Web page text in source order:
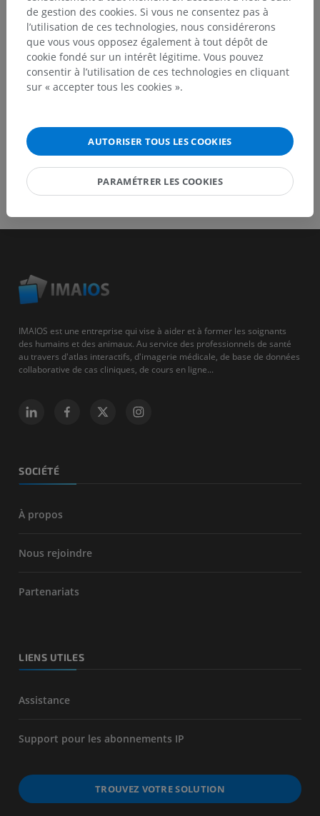
Signaler un problème
TÉLÉCHARGEZ L'APPLI
IMAIOS est une entreprise qui vise à aider et à former les soignants
des humains et des animaux. Au service des professionnels de santé
au travers d'atlas interactifs, d'imagerie médicale, de base de données
collaborative de cas cliniques, de cours en ligne...
SOCIÉTÉ
À propos
Nous rejoindre
Partenariats
LIENS UTILES
Assistance
Support pour les abonnements IP
TROUVEZ VOTRE SOLUTION
de gestion des cookies. Si vous ne consentez pas à
l’utilisation de ces technologies, nous considérerons
que vous vous opposez également à tout dépôt de
cookie fondé sur un intérêt légitime. Vous pouvez
consentir à l’utilisation de ces technologies en cliquant
sur « accepter tous les cookies ».
AUTORISER TOUS LES COOKIES
PARAMÉTRER LES COOKIES